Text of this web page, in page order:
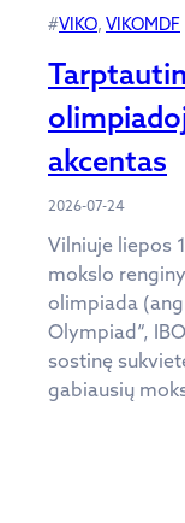
#VIKO, VIKOMDF
akcentas
2026-07-24
Vilniuje liepos
mokslo
olimpiada
Olympiad“,
sostinę
gabiausių